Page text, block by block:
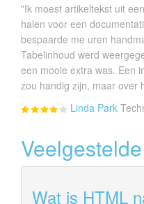
"Ik moest artikeltekst uit
halen voor een
bespaarde me uren
Tabelinhoud werd
een mooie extra was. Een
zou handig zijn, maar over
Linda Park
Wat is HTML